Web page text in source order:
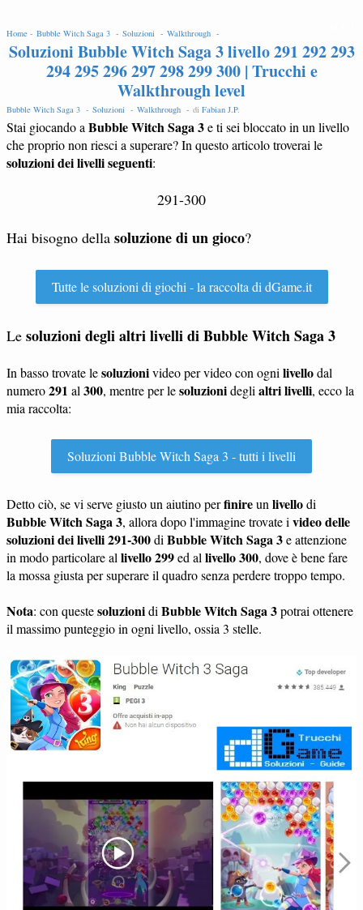
Home - Bubble Witch Saga 3 - Soluzioni - Walkthrough -
Soluzioni Bubble Witch Saga 3 livello 291 292 293
294 295 296 297 298 299 300 | Trucchi e
Walkthrough level
Bubble Witch Saga 3 - Soluzioni - Walkthrough - di Fabian J.P.
Stai giocando a Bubble Witch Saga 3e ti sei bloccato in un livello
che proprio non riesci a superare? In questo articolo troverai le
soluzioni dei livelli seguenti:
291-300
Hai bisogno della soluzione di un gioco?
Tutte le soluzioni di giochi - la raccolta di dGame.it
Le soluzioni degli altri livelli di Bubble Witch Saga 3
In basso trovate lesoluzionivideo per video con ogni livellodal
numero291 al 300, mentre per lesoluzionidegli altri livelli, ecco la
mia raccolta:
Soluzioni Bubble Witch Saga 3 - tutti i livelli
Detto ciò, se vi serve giusto un aiutino perfinireun livellodi
Bubble Witch Saga 3, allora dopo l'immagine trovate i video delle
soluzioni dei livelli 291-300di Bubble Witch Saga 3e attenzione
in modo particolare al livello 299ed al livello 300, dove è bene fare
la mossa giusta per superare il quadro senza perdere troppo tempo.
Nota: con questesoluzionidi Bubble Witch Saga 3potrai ottenere
il massimo punteggio in ogni livello, ossia 3 stelle.